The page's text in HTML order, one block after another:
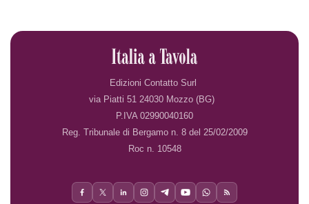
Edizioni Contatto Surl
via Piatti 51 24030 Mozzo (BG)
P.IVA 02990040160
Reg. Tribunale di Bergamo n. 8 del 25/02/2009
Roc n. 10548